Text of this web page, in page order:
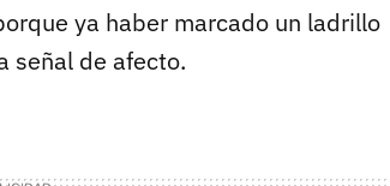
ya haber marcado un ladrillo
señal de afecto.